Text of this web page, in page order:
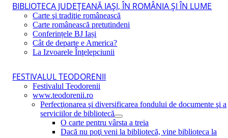
BIBLIOTECA JUDEŢEANĂ IAŞI, ÎN ROMÂNIA ŞI ÎN LUME
Carte şi tradiţie românească
Carte românească pretutindeni
Conferințele BJ Iași
Cât de departe e America?
La Izvoarele Înţelepciunii
FESTIVALUL TEODORENII
Festivalul Teodorenii
www.teodorenii.ro
Perfecţionarea şi diversificarea fondului de documente şi a
serviciilor de bibliotecă
O carte pentru vârsta a treia
Dacă nu poţi veni la bibliotecă, vine biblioteca la